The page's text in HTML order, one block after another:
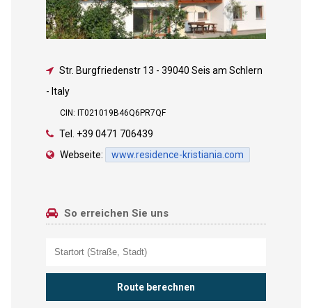
Str. Burgfriedenstr 13 - 39040 Seis am Schlern
- Italy
CIN: IT021019B46Q6PR7QF
Tel. +39 0471 706439
Webseite:
www.residence-kristiania.com
So erreichen Sie uns